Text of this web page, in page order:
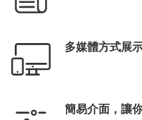
多媒體方式展
簡易介面，讓